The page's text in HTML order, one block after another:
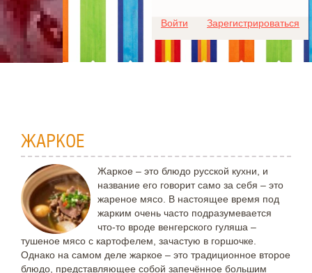
Войти Зарегистрироваться
ЖАРКОЕ
Жаркое – это блюдо русской кухни, и
название его говорит само за себя – это
жареное мясо. В настоящее время под
жарким очень часто подразумевается
что-то вроде венгерского гуляша –
тушеное мясо с картофелем, зачастую в горшочке.
Однако на самом деле жаркое – это традиционное второе
блюдо, представляющее собой запечённое большим
Для любых предложений по